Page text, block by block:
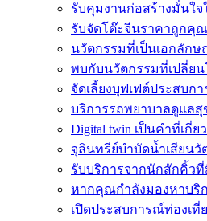
รับคุมงานก่อสร้างมั่นใ
รับจัดโต๊ะจีนราคาถูกคุ
นวัตกรรมที่เป็นเอกลักษ
พบกับนวัตกรรมที่เปลี่ยน
จัดเลี้ยงบุฟเฟต์ประสบ
บริการรถพยาบาลดูแล
Digital twin เป็นคำที่เกี่
จุลินทรีย์บำบัดน้ำเสียน
รับบริการจากนักสักคิ้ว
หากคุณกำลังมองหาบริ
เปิดประสบการณ์ท่องเที่